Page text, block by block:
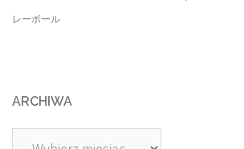
レーボール
ARCHIWA
Archiwa